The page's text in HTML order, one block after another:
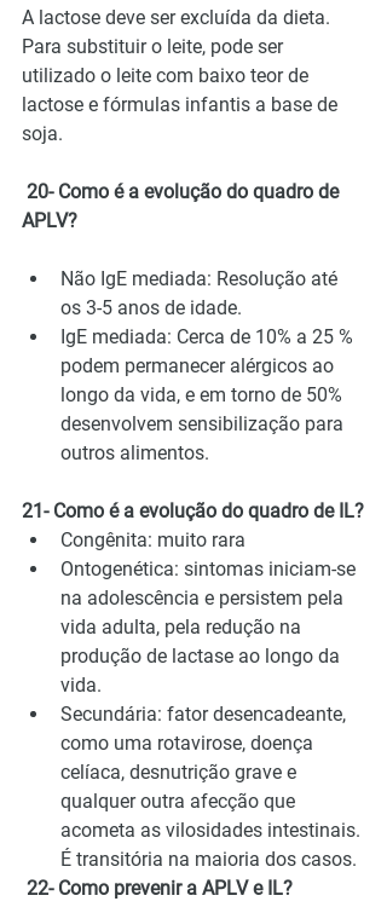
A lactose deve ser excluída da dieta.
Para substituir o leite, pode ser
utilizado o leite com baixo teor de
lactose e fórmulas infantis a base de
soja.
APLV?
Não IgE mediada: Resolução até
os 3-5 anos de idade.
IgE mediada: Cerca de 10% a 25 %
podem permanecer alérgicos ao
longo da vida, e em torno de 50%
desenvolvem sensibilização para
outros alimentos.
21- Como é a evolução do quadro de IL?
Congênita: muito rara
Ontogenética: sintomas iniciam-se
na adolescência e persistem pela
vida adulta, pela redução na
produção de lactase ao longo da
vida.
Secundária: fator desencadeante,
como uma rotavirose, doença
celíaca, desnutrição grave e
qualquer outra afecção que
acometa as vilosidades intestinais.
É transitória na maioria dos casos.
22- Como prevenir a APLV e IL?